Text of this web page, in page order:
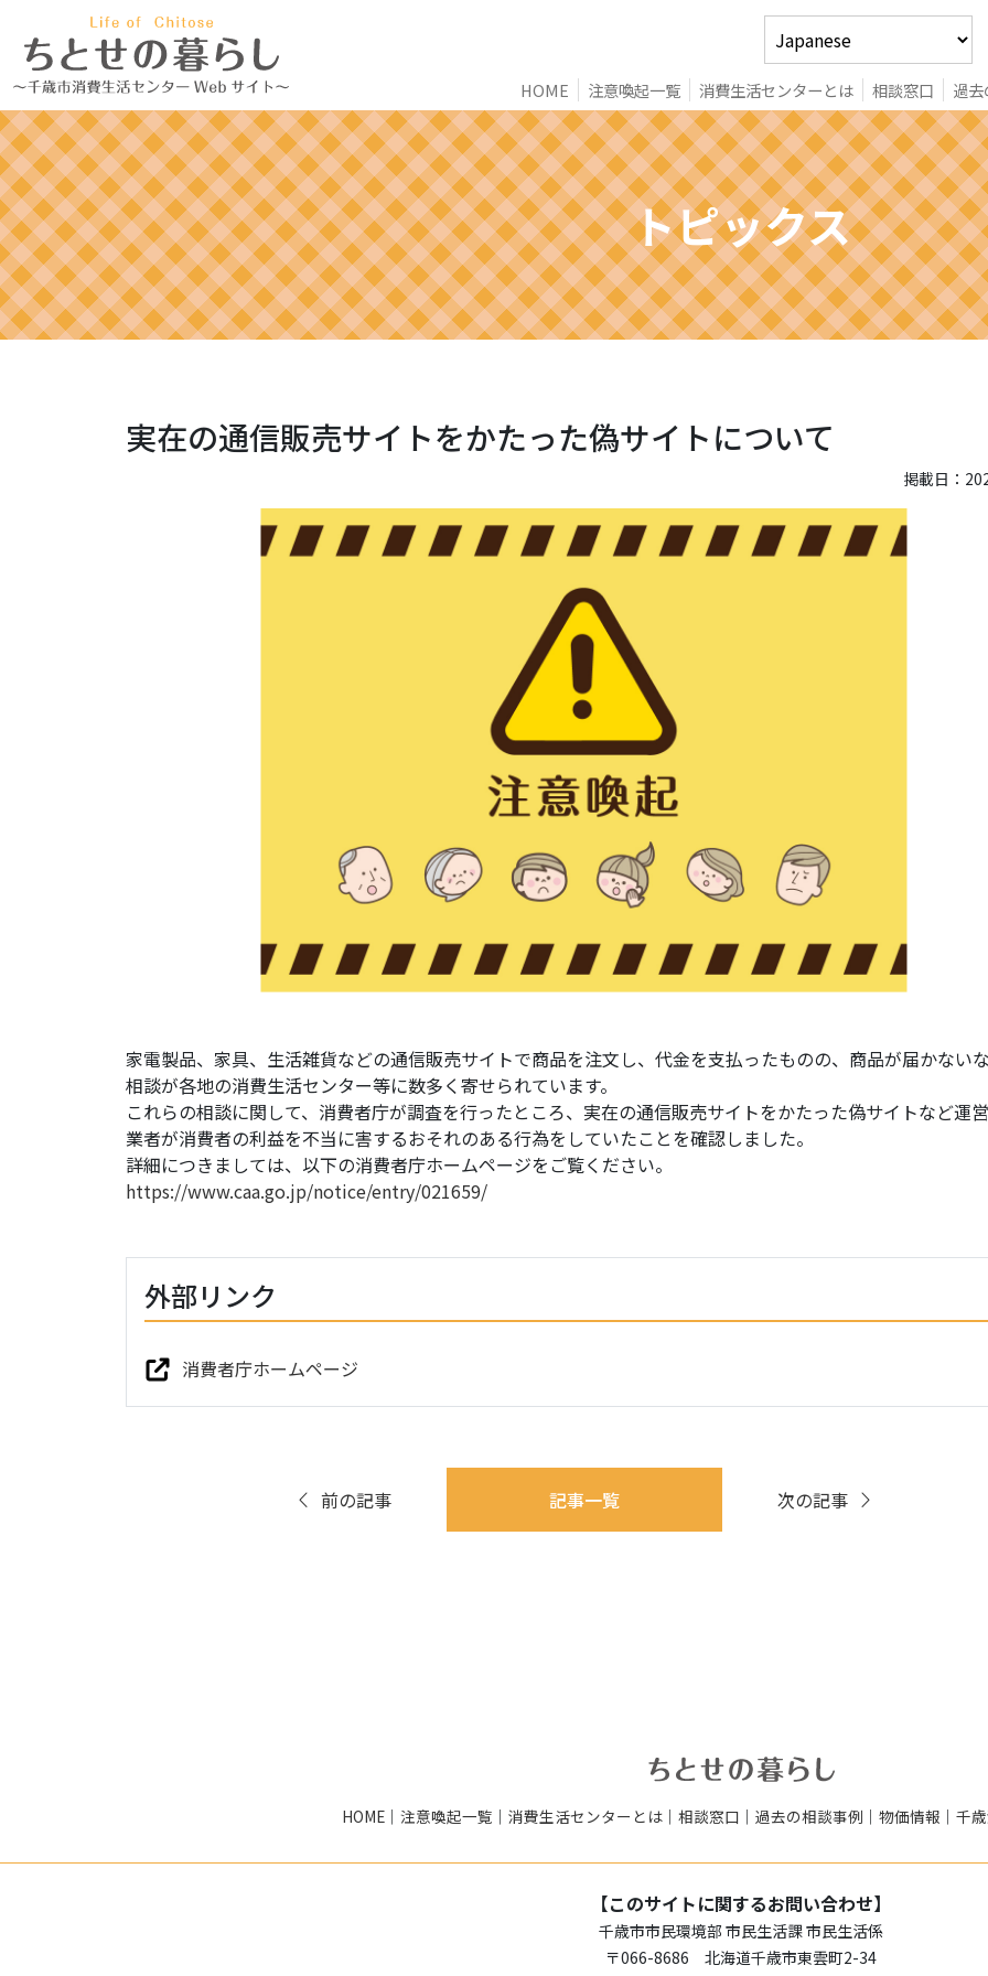
HOME 注意喚起一覧 消費生活センターとは 相談窓口 過
トピックス
実在の通信販売サイトをかたった偽サイトについて
掲載日：
家電製品、家具、生活雑貨などの通信販売サイトで商品を注文し、代金を支払ったものの、商品が届かない
相談が各地の消費生活センター等に数多く寄せられています。
これらの相談に関して、消費者庁が調査を行ったところ、実在の通信販売サイトをかたった偽サイトなど運
業者が消費者の利益を不当に害するおそれのある行為をしていたことを確認しました。
詳細につきましては、以下の消費者庁ホームページをご覧ください。
https://www.caa.go.jp/notice/entry/021659/
外部リンク
消費者庁ホームページ
前の記事 記事一覧 次の記事
HOME｜ 注意喚起一覧 ｜ 消費生活センターとは｜ 相談窓口 ｜ 過去の相談事例 ｜ 物価情報 ｜ 千
【このサイトに関するお問い合わせ】
千歳市市民環境部 市民生活課 市民生活係
〒066-8686 北海道千歳市東雲町2-34